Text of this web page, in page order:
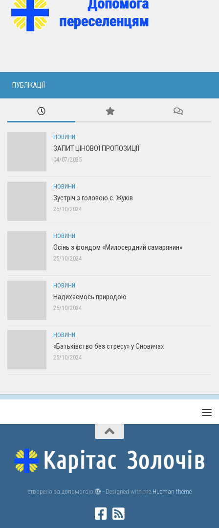
ПУБЛІКАЦІЇ
НОВИНИ
ЗАПИТ ЦІНОВОЇ ПРОПОЗИЦІЇ
04/07/2025
НОВИНИ
Зустріч з головою с. Жуків
25/10/2024
НОВИНИ
Осінь з фондом «Милосердний самарянин»
25/10/2024
НОВИНИ
Надихаємось природою
25/10/2024
НОВИНИ
«Батьківство без стресу» у Сновичах
25/10/2024
створено за допомогою - Designed with the Hueman theme